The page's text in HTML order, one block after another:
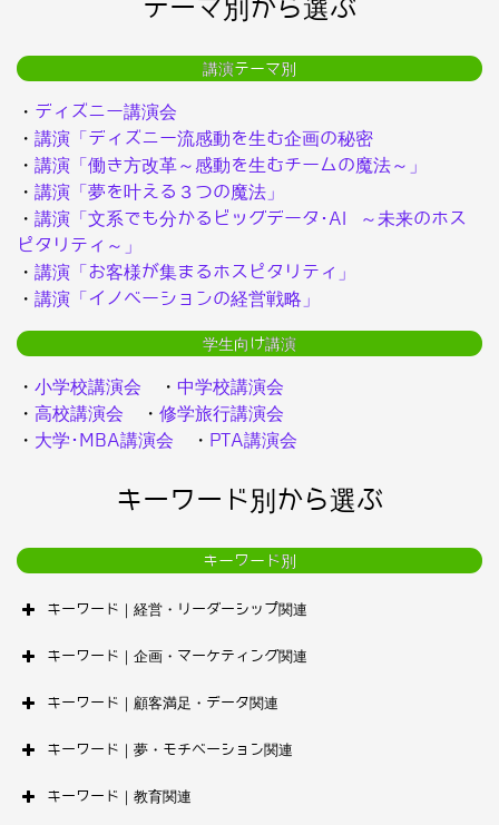
テーマ別から選ぶ
講演テーマ別
・ ディズニー講演会
・ 講演「ディズニー流感動を生む企画の秘密
・ 講演「働き方改革～感動を生むチームの魔法～」
・ 講演「夢を叶える３つの魔法」
・ 講演「文系でも分かるビッグデータ･AI ～未来のホス
ピタリティ～」
・ 講演「お客様が集まるホスピタリティ」
・ 講演「イノベーションの経営戦略」
学生向け講演
・ 小学校講演会 ・ 中学校講演会
・ 高校講演会 ・ 修学旅行講演会
・ 大学･MBA講演会 ・ PTA講演会
キーワード別から選ぶ
キーワード別
キーワード｜経営・リーダーシップ関連
キーワード｜企画・マーケティング関連
キーワード｜顧客満足・データ関連
キーワード｜夢・モチベーション関連
キーワード｜教育関連